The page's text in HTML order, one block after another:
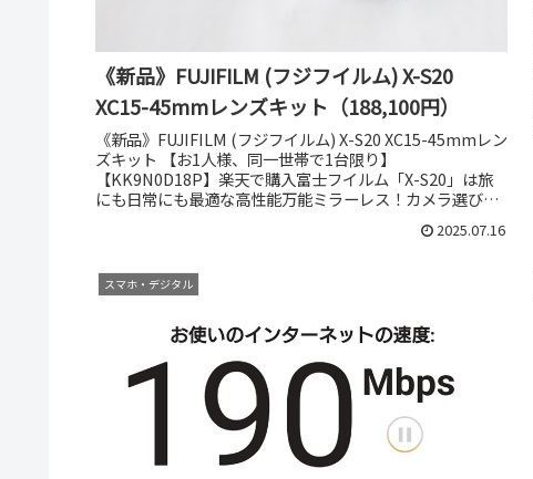
《新品》FUJIFILM (フジフイルム) X-S20
XC15-45mmレンズキット（188,100円）
《新品》FUJIFILM (フジフイルム) X-S20 XC15-45mmレン
ズキット 【お1人様、同一世帯で1台限り】
【KK9N0D18P】楽天で購入富士フイルム「X-S20」は旅
にも日常にも最適な高性能万能ミラーレス！カメラ選びに
2025.07.16
スマホ・デジタル